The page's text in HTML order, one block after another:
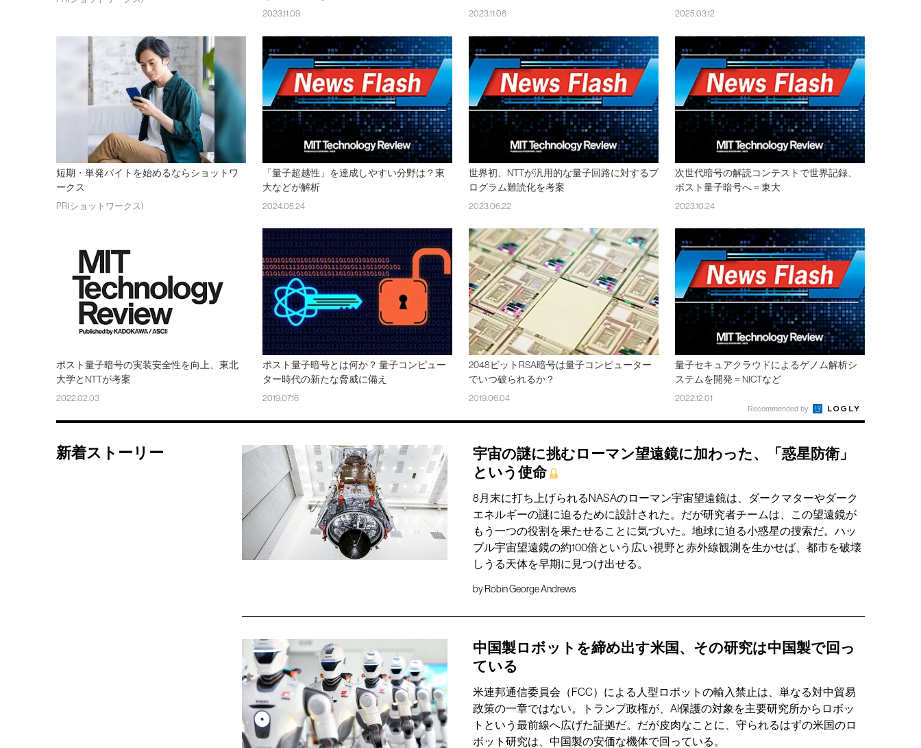
2023.11.09 2023.11.08 2025.03.12
短期・単発バイトを始めるならショットワ
ークス
PR(ショットワークス)
「量子超越性」を達成しやすい分野は？東
大などが解析
2024.05.24
世界初、NTTが汎用的な量子回路に対するプ
ログラム難読化を考案
2023.06.22
次世代暗号の解読コンテストで世界記録、
ポスト量子暗号へ＝東大
2023.10.24
ポスト量子暗号の実装安全性を向上、東北
大学とNTTが考案
2022.02.03
ポスト量子暗号とは何か？ 量子コンピュー
ター時代の新たな脅威に備え
2019.07.16
2048ビットRSA暗号は量子コンピューター
でいつ破られるか？
2019.06.04
量子セキュアクラウドによるゲノム解析シ
ステムを開発＝NICTなど
2022.12.01
Recommended by
新着ストーリー
宇宙の謎に挑むローマン望遠鏡に加わった、「惑星防衛」
という使命
8月末に打ち上げられるNASAのローマン宇宙望遠鏡は、ダークマターやダーク
エネルギーの謎に迫るために設計された。だが研究者チームは、この望遠鏡が
もう一つの役割を果たせることに気づいた。地球に迫る小惑星の捜索だ。ハッ
ブル宇宙望遠鏡の約100倍という広い視野と赤外線観測を生かせば、都市を破壊
しうる天体を早期に見つけ出せる。
byRobin George Andrews
中国製ロボットを締め出す米国、その研究は中国製で回っ
ている
米連邦通信委員会（FCC）による人型ロボットの輸入禁止は、単なる対中貿易
政策の一章ではない。トランプ政権が、AI保護の対象を主要研究所からロボッ
トという最前線へ広げた証拠だ。だが皮肉なことに、守られるはずの米国のロ
ボット研究は、中国製の安価な機体で回っている。